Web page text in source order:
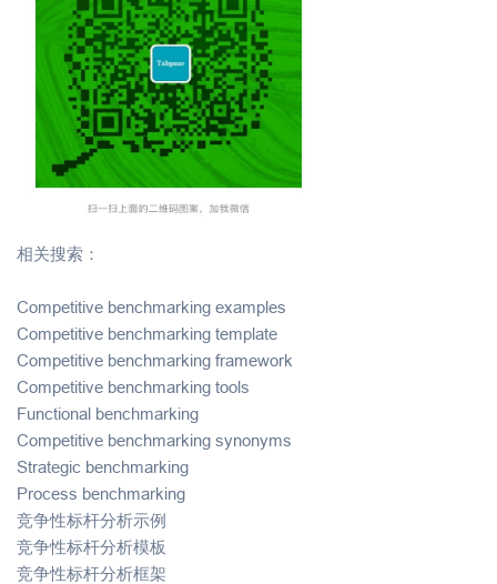
相关搜索：
Competitive benchmarking examples
Competitive benchmarking template
Competitive benchmarking framework
Competitive benchmarking tools
Functional benchmarking
Competitive benchmarking synonyms
Strategic benchmarking
Process benchmarking
竞争性标杆分析示例
竞争性标杆分析模板
竞争性标杆分析框架